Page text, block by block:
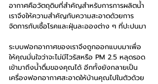
อากาศคือวัตถุดิบที่สำคัญสำหรับการการผลิตน้ำ
เราจึงให้ความสำคัญกับความสะอาดด้วยการ
จัดการกับเชื้อโรคและฝุ่นละอองต่าง ๆ ที่ปะปนมา
ระบบฟอกอากาศของเราจึงถูกออกแบบมาเพื่อ
ให้คุณมั่นใจว่าจะไม่มีไวรัสหรือ PM 2.5 หลุดรอด
เข้ามาถึงน้ำดื่มของคุณได้ อีกทั้งยังกลายเป็น
เครื่องฟอกอากาศสะอาดให้บ้านคุณไปในตัวด้วย